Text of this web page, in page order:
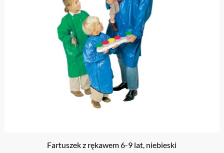
Fartuszek z rękawem 6-9 lat, niebieski